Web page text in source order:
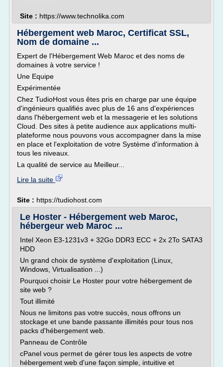
Site : https://www.technolika.com
Hébergement web Maroc, Certificat SSL,
Nom de domaine ...
Expert de l'Hébergement Web Maroc et des noms de
domaines à votre service !
Une Equipe
Expérimentée
Chez TudioHost vous êtes pris en charge par une équipe
d'ingénieurs qualifiés avec plus de 16 ans d'expériences
dans l'hébergement web et la messagerie et les solutions
Cloud. Des sites à petite audience aux applications multi-
plateforme nous pouvons vous accompagner dans la mise
en place et l'exploitation de votre Système d'information à
tous les niveaux.
La qualité de service au Meilleur...
Lire la suite
Site : https://tudiohost.com
Le Hoster - Hébergement web Maroc,
hébergeur web Maroc ...
Intel Xeon E3-1231v3 + 32Go DDR3 ECC + 2x 2To SATA3
HDD
Un grand choix de système d'exploitation (Linux,
Windows, Virtualisation ...)
Pourquoi choisir Le Hoster pour votre hébergement de
site web ?
Tout illimité
Nous ne limitons pas votre succès, nous offrons un
stockage et une bande passante illimités pour tous nos
packs d'hébergement web.
Panneau de Contrôle
cPanel vous permet de gérer tous les aspects de votre
hébergement web d'une façon simple, intuitive et